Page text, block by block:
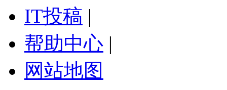
IT投稿 |
帮助中心 |
网站地图